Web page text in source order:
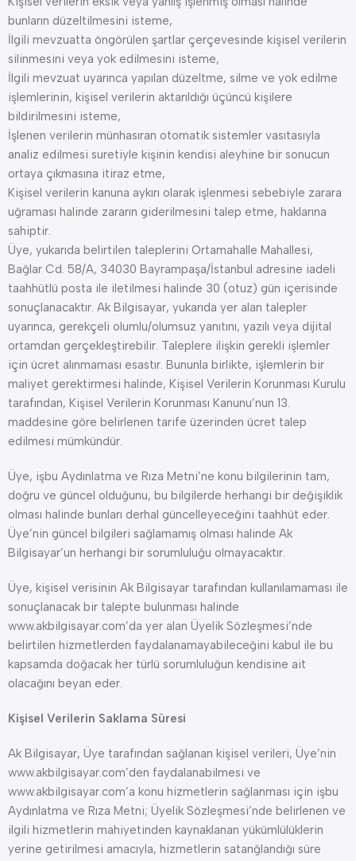
bunların düzeltilmesini isteme,
İlgili mevzuatta öngörülen şartlar çerçevesinde kişisel verilerin
silinmesini veya yok edilmesini isteme,
İlgili mevzuat uyarınca yapılan düzeltme, silme ve yok edilme
işlemlerinin, kişisel verilerin aktarıldığı üçüncü kişilere
bildirilmesini isteme,
İşlenen verilerin münhasıran otomatik sistemler vasıtasıyla
analiz edilmesi suretiyle kişinin kendisi aleyhine bir sonucun
ortaya çıkmasına itiraz etme,
Kişisel verilerin kanuna aykırı olarak işlenmesi sebebiyle zarara
uğraması halinde zararın giderilmesini talep etme, haklarına
sahiptir.
Üye, yukarıda belirtilen taleplerini Ortamahalle Mahallesi,
Bağlar Cd. 58/A, 34030 Bayrampaşa/İstanbul adresine iadeli
taahhütlü posta ile iletilmesi halinde 30 (otuz) gün içerisinde
sonuçlanacaktır. Ak Bilgisayar, yukarıda yer alan talepler
uyarınca, gerekçeli olumlu/olumsuz yanıtını, yazılı veya dijital
ortamdan gerçekleştirebilir. Taleplere ilişkin gerekli işlemler
için ücret alınmaması esastır. Bununla birlikte, işlemlerin bir
maliyet gerektirmesi halinde, Kişisel Verilerin Korunması Kurulu
tarafından, Kişisel Verilerin Korunması Kanunu’nun 13.
maddesine göre belirlenen tarife üzerinden ücret talep
edilmesi mümkündür.
Üye, işbu Aydınlatma ve Rıza Metni’ne konu bilgilerinin tam,
doğru ve güncel olduğunu, bu bilgilerde herhangi bir değişiklik
olması halinde bunları derhal güncelleyeceğini taahhüt eder.
Üye’nin güncel bilgileri sağlamamış olması halinde Ak
Bilgisayar’un herhangi bir sorumluluğu olmayacaktır.
Üye, kişisel verisinin Ak Bilgisayar tarafından kullanılamaması ile
sonuçlanacak bir talepte bulunması halinde
www.akbilgisayar.com’da yer alan Üyelik Sözleşmesi’nde
belirtilen hizmetlerden faydalanamayabileceğini kabul ile bu
kapsamda doğacak her türlü sorumluluğun kendisine ait
olacağını beyan eder.
Kişisel Verilerin Saklama Süresi
Ak Bilgisayar, Üye tarafından sağlanan kişisel verileri, Üye’nin
www.akbilgisayar.com’den faydalanabilmesi ve
www.akbilgisayar.com’a konu hizmetlerin sağlanması için işbu
Aydınlatma ve Rıza Metni; Üyelik Sözleşmesi’nde belirlenen ve
ilgili hizmetlerin mahiyetinden kaynaklanan yükümlülüklerin
yerine getirilmesi amacıyla, hizmetlerin satanğlandığı süre